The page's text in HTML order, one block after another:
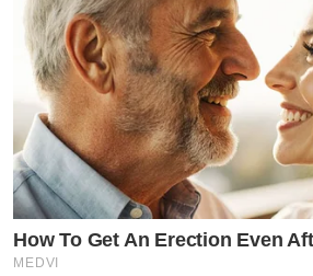
How To Get An Erection Even
MEDVI